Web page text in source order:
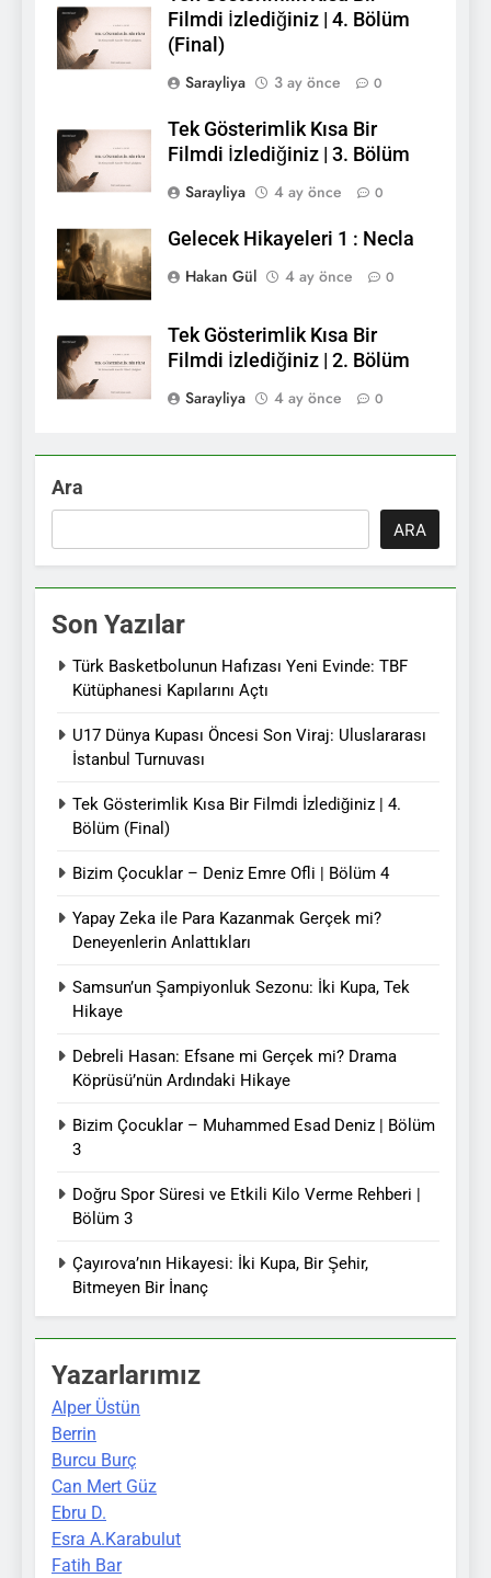
Filmdi İzlediğiniz | 4. Bölüm
(Final)
Sarayliya
3 ay önce 0
Tek Gösterimlik Kısa Bir
Filmdi İzlediğiniz | 3. Bölüm
Sarayliya
4 ay önce 0
Gelecek Hikayeleri 1 : Necla
Hakan Gül
4 ay önce 0
Tek Gösterimlik Kısa Bir
Filmdi İzlediğiniz | 2. Bölüm
Sarayliya
4 ay önce 0
Ara
ARA
Son Yazılar
Türk Basketbolunun Hafızası Yeni Evinde: TBF
Kütüphanesi Kapılarını Açtı
U17 Dünya Kupası Öncesi Son Viraj: Uluslararası
İstanbul Turnuvası
Tek Gösterimlik Kısa Bir Filmdi İzlediğiniz | 4.
Bölüm (Final)
Bizim Çocuklar – Deniz Emre Ofli | Bölüm 4
Yapay Zeka ile Para Kazanmak Gerçek mi?
Deneyenlerin Anlattıkları
Samsun’un Şampiyonluk Sezonu: İki Kupa, Tek
Hikaye
Debreli Hasan: Efsane mi Gerçek mi? Drama
Köprüsü’nün Ardındaki Hikaye
Bizim Çocuklar – Muhammed Esad Deniz | Bölüm
3
Doğru Spor Süresi ve Etkili Kilo Verme Rehberi |
Bölüm 3
Çayırova’nın Hikayesi: İki Kupa, Bir Şehir,
Bitmeyen Bir İnanç
Yazarlarımız
Alper Üstün
Berrin
Burcu Burç
Can Mert Güz
Ebru D.
Esra A.Karabulut
Fatih Bar